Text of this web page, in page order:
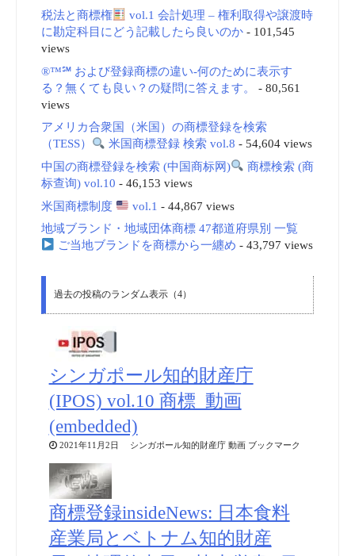
税法と商標権
vol.1 会計処理 – 権利取得や譲渡時
に勘定科目にどう記載したら良いのか- 101,545
views
®™℠ および登録商標の違い-何のために表示す
る？無くても良い？の疑問に答えます。
- 80,561
views
アメリカ合衆国（米国）の商標登録を検索
（TESS）
米国商標登録 検索 vol.8 - 54,604 views
中国の商標登録を検索 (中国商标网)
商標検索 (商
标查询) vol.10 - 46,153 views
米国商標制度
vol.1 - 44,867 views
地域ブランド・地域団体商標 47都道府県別 一覧
ご当地ブランドを商標から一纏め - 43,797 views
過去の投稿のランダム表示（4）
シンガポール知的財産庁
(IPOS) vol.10 商標_動画
(embedded)
2021年11月2日 シンガポール知的財産庁 動画 ブックマーク
商標登録insideNews: 日本食料
産業局とベトナム知的財産